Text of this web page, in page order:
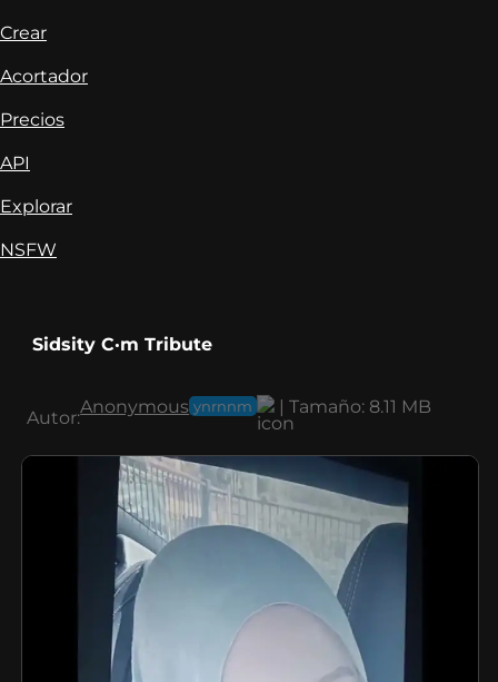
Crear
Acortador
Precios
API
Explorar
NSFW
Sidsity C·m Tribute
Autor:
Anonymous ynrnnm | Tamaño: 8.11 MB